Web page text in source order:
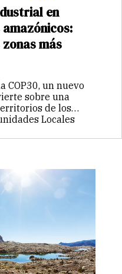
en
más
COP30, un nuevo
sobre una
de los
Locales
Indígenas y